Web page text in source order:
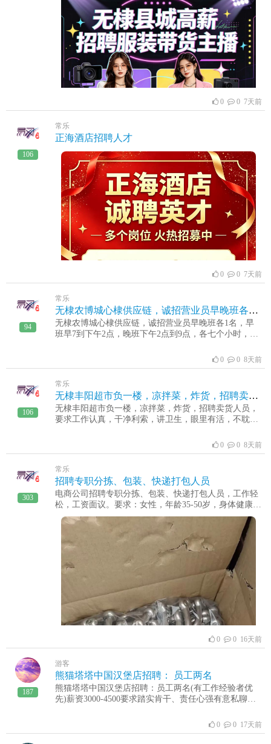
沟通，愿意长期稳定发展联系电话：18354309772
0 0 7天前
106
常乐
正海酒店招聘人才
0 0 7天前
94
常乐
无棣农博城心棣供应链，诚招营业员早晚班各1名
无棣农博城心棣供应链，诚招营业员早晚班各1名，早
班早7到下午2点，晚班下午2点到9点，各七个小时，工
东门南临12商铺心棣供应链，电话闫13561513502.程
14706498388
0 0 8天前
106
常乐
无棣丰阳超市负一楼，凉拌菜，炸货，招聘卖货人员
无棣丰阳超市负一楼，凉拌菜，炸货，招聘卖货人员，
要求工作认真，干净利索，讲卫生，眼里有活，不耽误
0 0 8天前
303
常乐
招聘专职分拣、包装、快递打包人员
电商公司招聘专职分拣、包装、快递打包人员，工作轻
松，工资面议。要求：女性，年龄35-50岁，身体健康，
会使用智能手机工作时间：7:30-18:30 工作地点：无棣
县棣新五路徐家
0 0 16天前
187
游客
熊猫塔塔中国汉堡店招聘： 员工两名
熊猫塔塔中国汉堡店招聘：员工两名(有工作经验者优
先)薪资3000-4500要求踏实肯干、责任心强有意私聊详
15254373877，马先生地址：无棣丰阳超市购物广场
0 0 17天前